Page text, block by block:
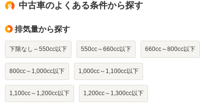
中古車のよくある条件から探す
排気量から探す
下限なし～550cc以下 550cc～660cc以下 660cc～800cc以下
800cc～1,000cc以下 1,000cc～1,100cc以下
1,100cc～1,200cc以下 1,200cc～1,300cc以下